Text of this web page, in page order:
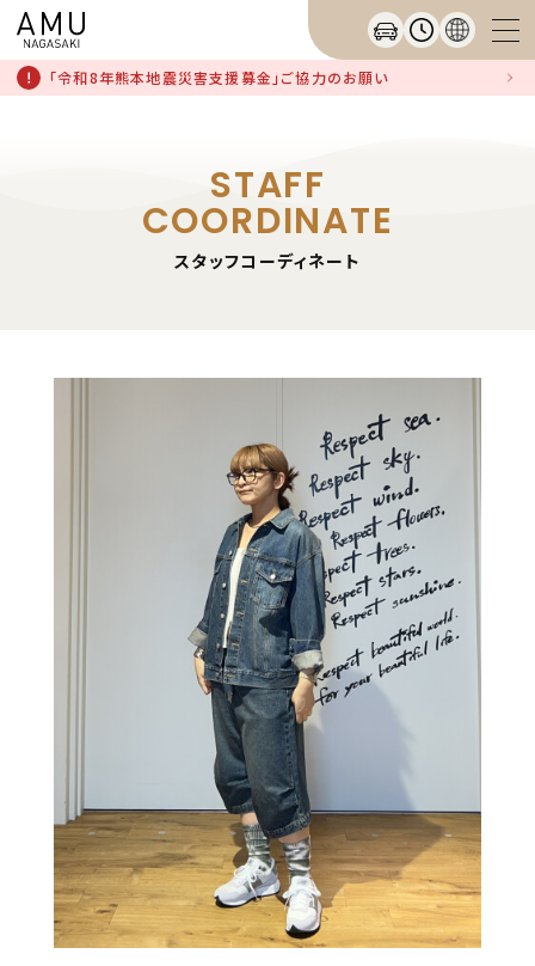
「令和8年熊本地震災害支援募金」ご協力のお願い
STAFF
COORDINATE
スタッフコーディネート